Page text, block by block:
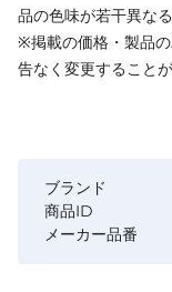
品の色味が若干異な
※掲載の価格・製品
告なく変更すること
ブランド
商品ID
メーカー品番